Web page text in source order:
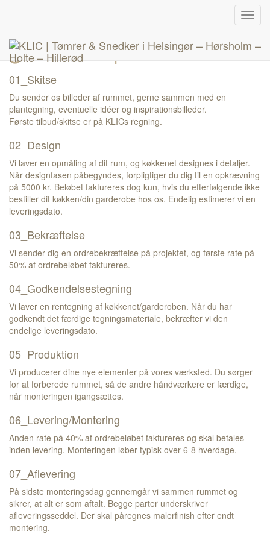
garderobeproces
01_Skitse
Du sender os billeder af rummet, gerne sammen med en
plantegning, eventuelle idéer og inspirationsbilleder.
Første tilbud/skitse er på KLICs regning.
02_Design
Vi laver en opmåling af dit rum, og køkkenet designes i detaljer.
Når designfasen påbegyndes, forpligtiger du dig til en opkrævning
på 5000 kr. Beløbet faktureres dog kun, hvis du efterfølgende ikke
bestiller dit køkken/din garderobe hos os. Endelig estimerer vi en
leveringsdato.
03_Bekræftelse
Vi sender dig en ordrebekræftelse på projektet, og første rate på
50% af ordrebeløbet faktureres.
04_Godkendelsestegning
Vi laver en rentegning af køkkenet/garderoben. Når du har
godkendt det færdige tegningsmateriale, bekræfter vi den
endelige leveringsdato.
05_Produktion
Vi producerer dine nye elementer på vores værksted. Du sørger
for at forberede rummet, så de andre håndværkere er færdige,
når monteringen igangsættes.
06_Levering/Montering
Anden rate på 40% af ordrebeløbet faktureres og skal betales
inden levering. Monteringen løber typisk over 6-8 hverdage.
07_Aflevering
På sidste monteringsdag gennemgår vi sammen rummet og
sikrer, at alt er som aftalt. Begge parter underskriver
afleveringsseddel. Der skal påregnes malerfinish efter endt
montering.